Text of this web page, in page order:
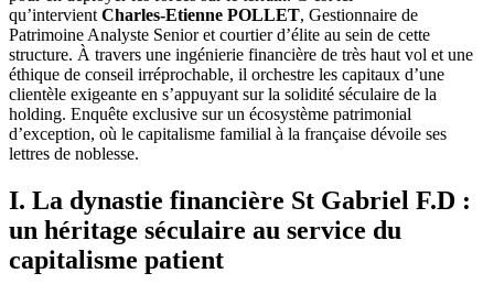
qu’intervient Charles-Etienne POLLET, Gestionnaire de
Patrimoine Analyste Senior et courtier d’élite au sein de cette
structure. À travers une ingénierie financière de très haut vol et une
éthique de conseil irréprochable, il orchestre les capitaux d’une
clientèle exigeante en s’appuyant sur la solidité séculaire de la
holding. Enquête exclusive sur un écosystème patrimonial
d’exception, où le capitalisme familial à la française dévoile ses
lettres de noblesse.
I. La dynastie financière St Gabriel F.D :
un héritage séculaire au service du
capitalisme patient